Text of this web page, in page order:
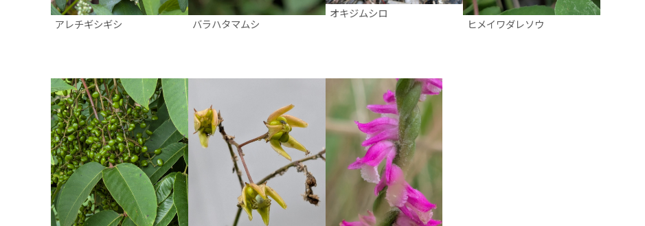
アレチギシギシ バラハタマムシ
オキジムシロ
ヒメイワダレソウ